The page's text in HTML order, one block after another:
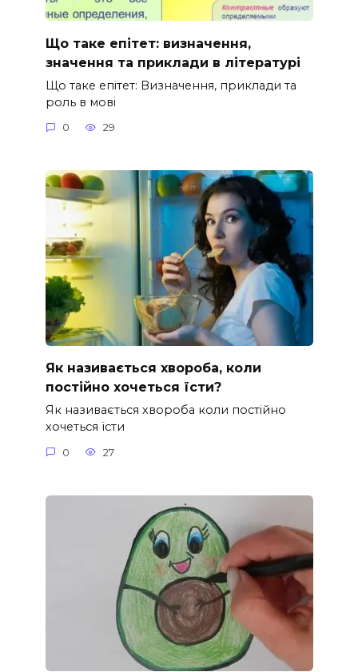
Що таке епітет: визначення,
значення та приклади в літературі
Що таке епітет: Визначення, приклади та
роль в мові
0 29
Як називається хвороба, коли
постійно хочеться їсти?
Як називається хвороба коли постійно
хочеться їсти
0 27